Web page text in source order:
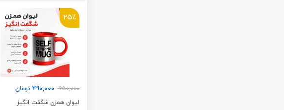
25٪
650,000
490,000 تومان
لیوان همزن شگفت انگیز